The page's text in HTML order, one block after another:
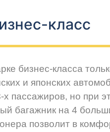
класс
бизнес-класса
и японских
х пассажиров, но при
багажник на 4
позволит в